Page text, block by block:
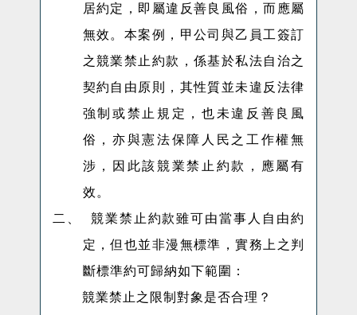
居約定，即屬違反善良風俗，而應屬
無效。本案例，甲公司與乙員工簽訂
之競業禁止約款，係基於私法自治之
契約自由原則，其性質並未違反法律
強制或禁止規定，也未違反善良風
俗，亦與憲法保障人民之工作權無
涉，因此該競業禁止約款，應屬有
效。
二、
競業禁止約款雖可由當事人自由約
定，但也並非漫無標準，實務上之判
斷標準約可歸納如下範圍：
競業禁止之限制對象是否合理？